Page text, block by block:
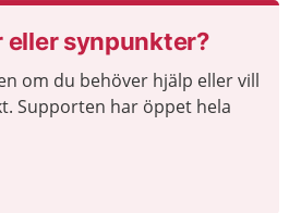
eller synpunkter?
om du behöver hjälp eller vill
Supporten har öppet hela